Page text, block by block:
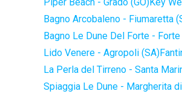
Bagno Arcobaleno - Fiumaretta
Bagno Le Dune Del Forte -
Lido Venere - Agropoli (SA)
La Perla del Tirreno - Santa
Spiaggia Le Dune - Margherita